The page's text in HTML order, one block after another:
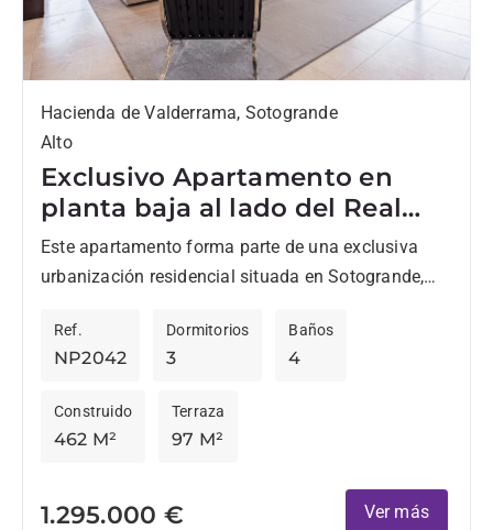
Hacienda de Valderrama, Sotogrande
Alto
Exclusivo Apartamento en
planta baja al lado del Real
Club Valderrama
Este apartamento forma parte de una exclusiva
urbanización residencial situada en Sotogrande,
Ubicada en una pequeña comunidad de...
NP2042
Ref.
3
Dormitorios
4
Baños
462 M²
Construido
97 M²
Terraza
1.295.000 € Ver más